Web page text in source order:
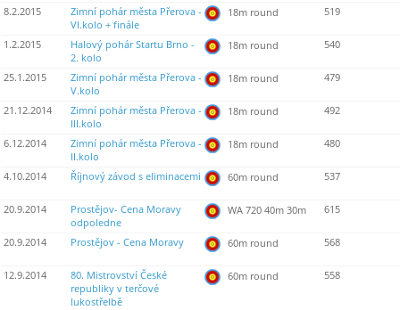
8.2.2015
Zimní pohár města Přerova -
VI.kolo + finále
18m round 519
1.2.2015
Halový pohár Startu Brno -
2. kolo
18m round 540
25.1.2015
Zimní pohár města Přerova -
V.kolo
18m round 479
21.12.2014
Zimní pohár města Přerova -
III.kolo
18m round 492
6.12.2014
Zimní pohár města Přerova -
II.kolo
18m round 480
4.10.2014 Říjnový závod s eliminacemi 60m round 537
20.9.2014
Prostějov- Cena Moravy
odpoledne
WA 720 40m 30m 615
20.9.2014 Prostějov - Cena Moravy 60m round 568
12.9.2014
80. Mistrovství České
republiky v terčové
lukostřelbě
60m round 558